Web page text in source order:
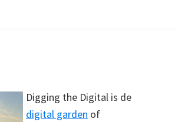
Digging the Digital is de
digital garden of